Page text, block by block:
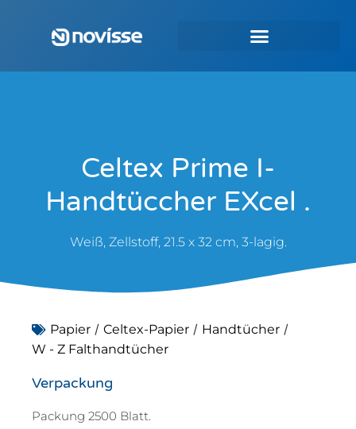
Celtex Prime I-
Handtüccher EXcel .
Weiß, Zellstoff, 21.5 x 32 cm, 3-lagig.
Papier / Celtex-Papier / Handtücher /
W - Z Falthandtücher
Verpackung
Packung 2500 Blatt.